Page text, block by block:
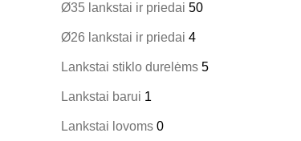
Ø35 lankstai ir priedai 50
Ø26 lankstai ir priedai 4
Lankstai stiklo durelėms 5
Lankstai barui 1
Lankstai lovoms 0